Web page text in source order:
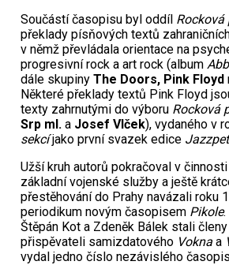
Součástí časopisu byl oddíl Rocková
překlady písňových textů
v němž převládala orientace na
progresivní rock a art rock (album
dále skupiny The Doors, Pink Floyd
Některé překlady textů Pink Floyd
texty zahrnutými do výboru Rocková
Srp ml. a Josef Vlček), vydaného v
sekcíjako první svazek edice
Užší kruh autorů pokračoval v
základní vojenské služby a ještě
přestěhování do Prahy navázali roku
periodikum novým časopisem Pikole
Štěpán Kot a Zdeněk Bálek stali
přispěvateli samizdatového Vokna a
vydal jedno číslo nezávislého